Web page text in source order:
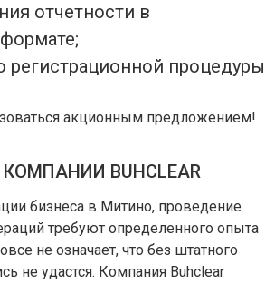
отчетности в
процедуры
акционным предложением!
BUHCLEAR
бизнеса в Митино, проведение
требуют определенного опыта
не означает, что без штатного
не удастся. Компания Buhclear